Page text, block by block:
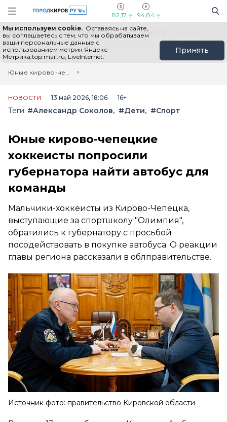
Навигация сайта
82,17 94,84
Мы используем cookie. Оставаясь на сайте,
вы соглашаетесь с тем, что мы обрабатываем
ваши персональные данные с
использованием метрик Яндекс
Метрика,top.mail.ru, LiveInternet.
Принять
Выборы - 2026 Все новости Мы в Telegram
Главная
Лента новостей
Юные кирово-чепецкие хоккеисты попросили губернатора найти автобус для команды
НОВОСТИ 13 май 2026, 18:06 16+
Теги: #Александр Соколов #Дети #Спорт
Юные кирово-чепецкие
хоккеисты попросили
губернатора найти автобус для
команды
Мальчики-хоккеисты из Кирово-Чепецка,
выступающие за спортшколу "Олимпия",
обратились к губернатору с просьбой
посодействовать в покупке автобуса. О реакции
главы региона рассказали в облправительстве.
Источник фото: правительство Кировской области